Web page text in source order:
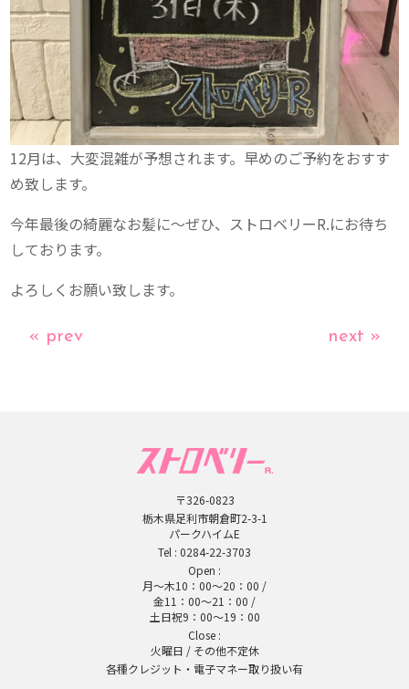
12月は、大変混雑が予想されます。早めのご予約をおすす
め致します。
今年最後の綺麗なお髪に〜ぜひ、ストロベリーR.にお待ち
しております。
よろしくお願い致します。
« prev next »
〒326-0823
栃木県足利市朝倉町2-3-1
パークハイムE
Tel : 0284-22-3703
Open :
月～木10：00～20：00 /
金11：00～21：00 /
土日祝9：00～19：00
Close :
火曜日 / その他不定休
各種クレジット・電子マネー取り扱い有